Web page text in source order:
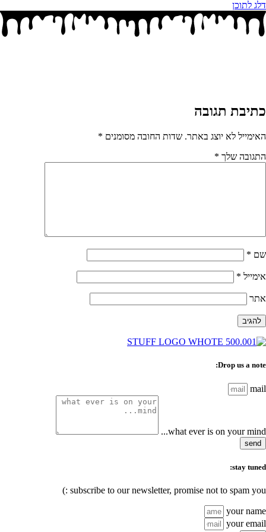
דלג לתוכן
כתיבת תגובה
האימייל לא יוצג באתר. שדות החובה מסומנים *
התגובה שלך *
שם *
אימייל *
אתר
Drop us a note:
mail
what ever is on your mind...
send
stay tuned:
subscribe to our newsletter, promise not to spam you :)
your name
your email